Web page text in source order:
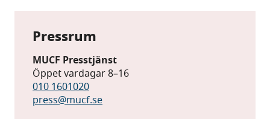
Pressrum
MUCF Presstjänst
Öppet vardagar 8–16
010 1601020
press@mucf.se